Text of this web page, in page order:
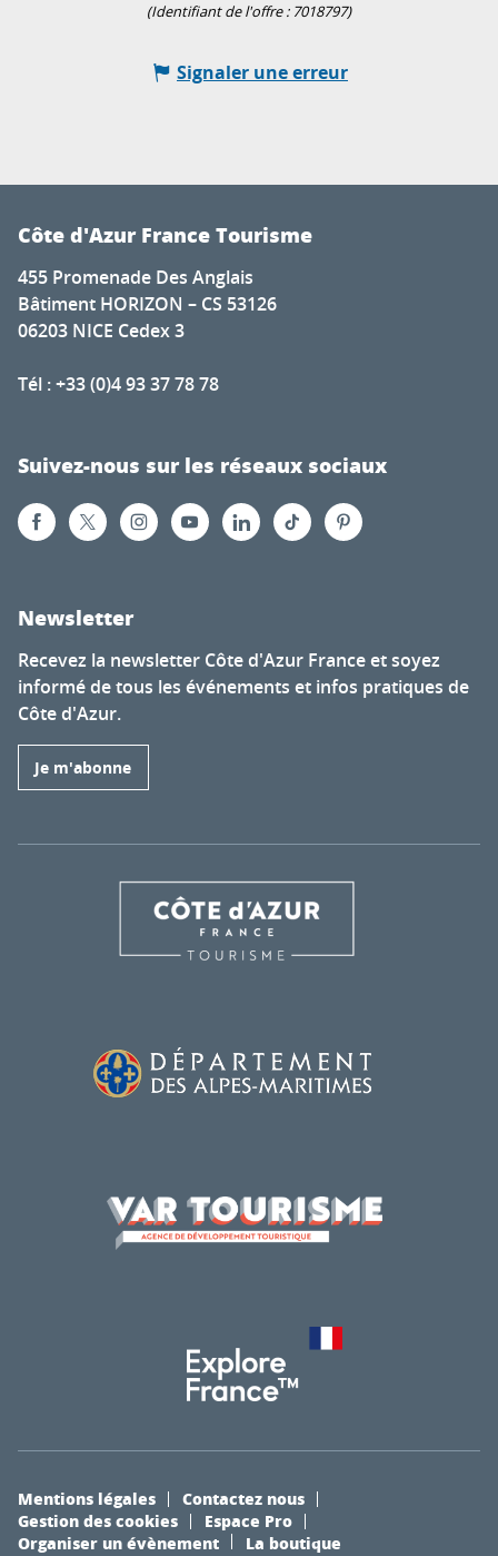
(Identifiant de l'offre : 7018797)
Signaler une erreur
Côte d'Azur France Tourisme
455 Promenade Des Anglais
Bâtiment HORIZON – CS 53126
06203 NICE Cedex 3
Tél : +33 (0)4 93 37 78 78
Suivez-nous sur les réseaux sociaux
Newsletter
Recevez la newsletter Côte d'Azur France et soyez
informé de tous les événements et infos pratiques de
Côte d'Azur.
Je m'abonne
Mentions légales
Contactez nous
Gestion des cookies
Espace Pro
Organiser un évènement
La boutique